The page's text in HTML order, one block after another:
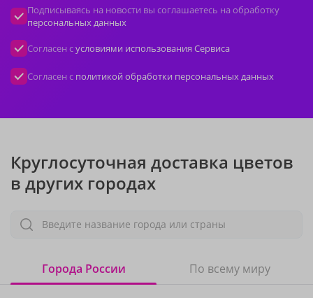
Подписываясь на новости вы соглашаетесь на обработку
персональных данных
Согласен сусловиями использования Сервиса
Согласен с политикой обработки персональных данных
Круглосуточная доставка цветов
в других городах
Введите название города или страны
Города России По всему миру